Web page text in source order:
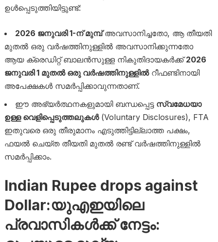
ഉൾപ്പെടുത്തിയിട്ടുണ്ട്:
2026 ജനുവരി 1-ന് മുമ്പ്അവസാനിച്ചതോ, ആ തീയതി
മുതൽ ഒരു വർഷത്തിനുള്ളിൽ അവസാനിക്കുന്നതോ
ആയ ക്രെഡിറ്റ് ബാലൻസുള്ള നികുതിദായകർക്ക്2026
ജനുവരി 1 മുതൽ ഒരു വർഷത്തിനുള്ളിൽറീഫണ്ടിനായി
അപേക്ഷകൾ സമർപ്പിക്കാവുന്നതാണ്.
ഈ അഭ്യർത്ഥനകളുമായി ബന്ധപ്പെട്ട സ്വമേധയാ
ഉള്ള വെളിപ്പെടുത്തലുകൾ(Voluntary Disclosures), FTA
ഇതുവരെ ഒരു തീരുമാനം എടുത്തിട്ടില്ലാത്ത പക്ഷം,
ഫയൽ ചെയ്ത തീയതി മുതൽ രണ്ട് വർഷത്തിനുള്ളിൽ
സമർപ്പിക്കാം.
Indian Rupee drops against
Dollar:യുഎഇയിലെ
പ്രവാസികൾക്ക് നേട്ടം: